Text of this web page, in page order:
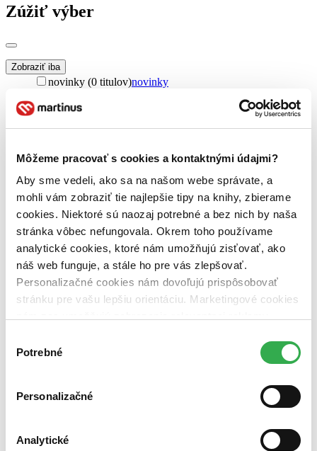
Môžeme pracovať s cookies a kontaktnými údajmi?
Aby sme vedeli, ako sa na našom webe správate, a
mohli vám zobraziť tie najlepšie tipy na knihy, zbierame
cookies. Niektoré sú naozaj potrebné a bez nich by naša
stránka vôbec nefungovala. Okrem toho používame
analytické cookies, ktoré nám umožňujú zisťovať, ako
náš web funguje, a stále ho pre vás zlepšovať.
Personalizačné cookies nám dovoľujú prispôsobovať
stránku pre vašu lepšiu orientáciu. Marketingové cookies
nám pomohlo, keby sme mohli používať všetky tieto
súhlasu
Potrebné
Personalizačné
Analytické
Zúžiť výber
Zobraziť iba
novinky (0 titulov)novinky
pripravujeme (0 titulov)pripravujeme
dostupná (bez vypredaných) (0 titulov)dostupná (bez
vypredaných)
Nové / čítané
nová (0 titulov)nová
čítaná (0 titulov)čítaná
čítaná - výborný stav (0 titulov)
čítaná - výborný stav
čítaná - mierne opotrebovaná (0 titulov)
opotrebovaná
čítané verzie vypredaných kníh (0 titulov)čítané verzie
Bestsellery